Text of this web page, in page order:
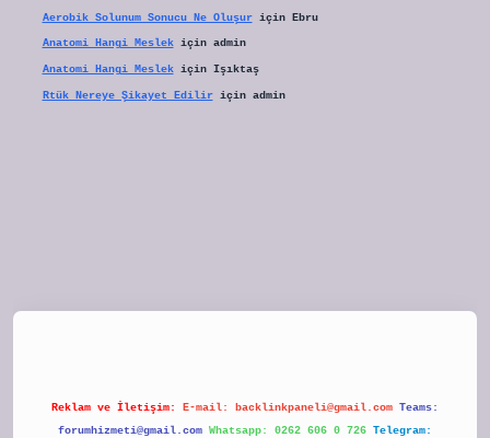
Aerobik Solunum Sonucu Ne Oluşuriçin Ebru
Anatomi Hangi Meslekiçin admin
Anatomi Hangi Meslekiçin Işıktaş
Rtük Nereye Şikayet Ediliriçin admin
Reklam ve İletişim: E-mail: backlinkpaneli@gmail.com Teams:
forumhizmeti@gmail.com Whatsapp: 0262 606 0 726 Telegram: